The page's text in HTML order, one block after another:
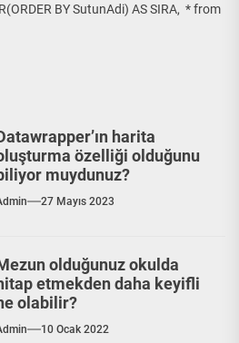
BY SutunAdi) AS SIRA, * from
harita
özelliği olduğunu
muydunuz?
27 Mayıs 2023
olduğunuz okulda
etmekden daha keyifli
olabilir?
10 Ocak 2022